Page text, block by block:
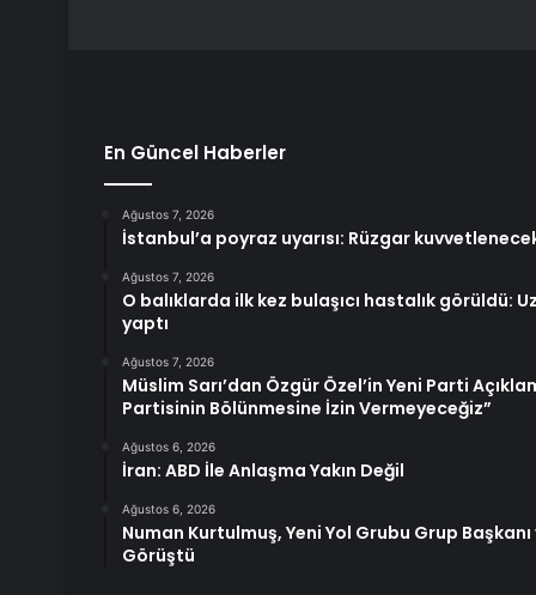
En Güncel Haberler
Ağustos 7, 2026
İstanbul’a poyraz uyarısı: Rüzgar
Ağustos 7, 2026
O balıklarda ilk kez bulaşıcı hastalık görüldü:
yaptı
Ağustos 7, 2026
Müslim Sarı’dan Özgür Özel’in Yeni Parti
Partisinin Bölünmesine İzin Vermeyeceğiz”
Ağustos 6, 2026
İran: ABD İle Anlaşma Yakın Değil
Ağustos 6, 2026
Numan Kurtulmuş, Yeni Yol Grubu Grup
Görüştü